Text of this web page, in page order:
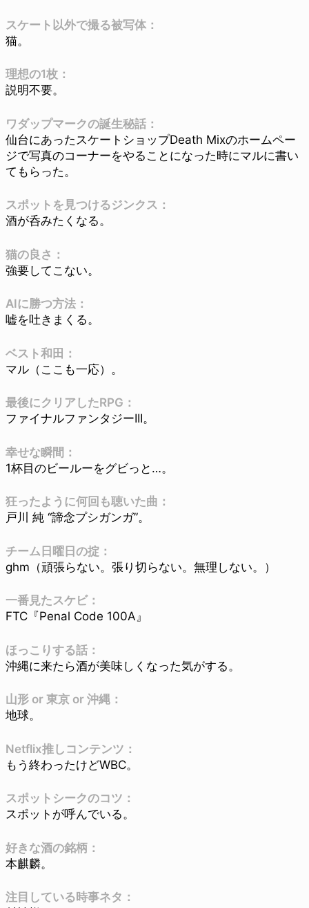
スケート以外で撮る被写体：
猫。
理想の1枚：
説明不要。
ワダップマークの誕生秘話：
仙台にあったスケートショップDeath Mixのホームペー
ジで写真のコーナーをやることになった時にマルに書い
てもらった。
スポットを見つけるジンクス：
酒が呑みたくなる。
猫の良さ：
強要してこない。
AIに勝つ方法：
嘘を吐きまくる。
ベスト和田：
マル（ここも一応）。
最後にクリアしたRPG：
ファイナルファンタジーIII。
幸せな瞬間：
1杯目のビールーをグビっと…。
狂ったように何回も聴いた曲：
戸川 純 “諦念プシガンガ”。
チーム日曜日の掟：
ghm（頑張らない。張り切らない。無理しない。）
一番見たスケビ：
FTC『Penal Code 100A』
ほっこりする話：
沖縄に来たら酒が美味しくなった気がする。
山形 or 東京 or 沖縄：
地球。
Netflix推しコンテンツ：
もう終わったけどWBC。
スポットシークのコツ：
スポットが呼んでいる。
好きな酒の銘柄：
本麒麟。
注目している時事ネタ：